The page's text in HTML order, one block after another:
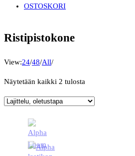
OSTOSKORI
Ristipistokone
View:24/48/All/
Näytetään kaikki 2 tulosta